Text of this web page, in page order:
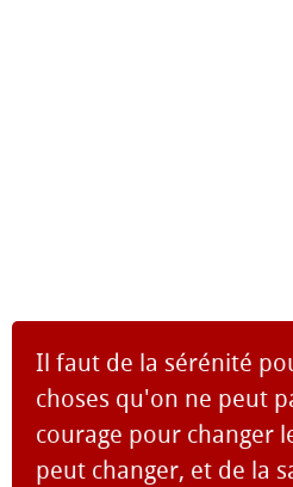
Il faut de la sérénité
choses qu'on ne peut
courage pour changer
peut changer, et de la